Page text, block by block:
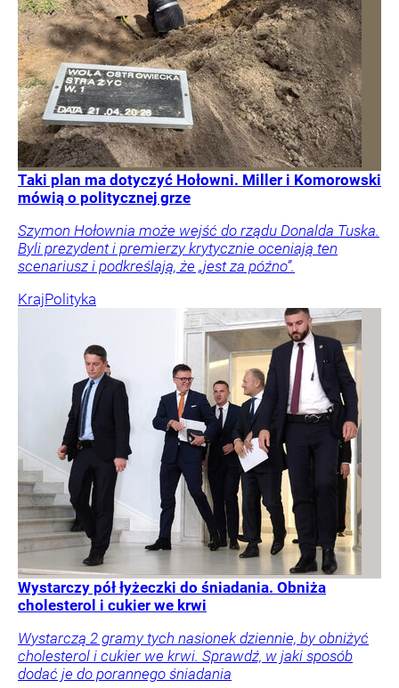
Taki plan ma dotyczyć Hołowni. Miller i Komorowski
mówią o politycznej grze
Szymon Hołownia może wejść do rządu Donalda Tuska.
Byli prezydent i premierzy krytycznie oceniają ten
scenariusz i podkreślają, że „jest za późno”.
KrajPolityka
Wystarczy pół łyżeczki do śniadania. Obniża
cholesterol i cukier we krwi
Wystarczą 2 gramy tych nasionek dziennie, by obniżyć
cholesterol i cukier we krwi. Sprawdź, w jaki sposób
dodać je do porannego śniadania